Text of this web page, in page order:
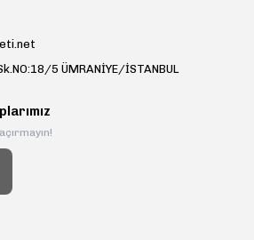
5 ÜMRANİYE/İSTANBUL